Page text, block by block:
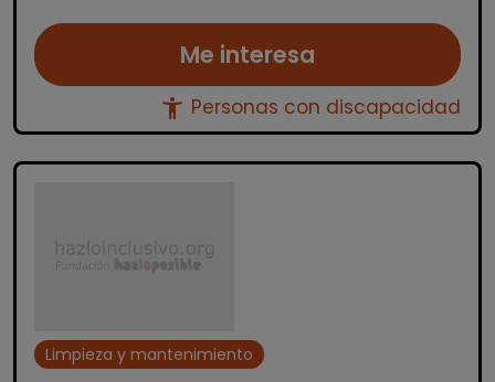
Me interesa
accessibility_new Personas con discapacidad
Limpieza y mantenimiento